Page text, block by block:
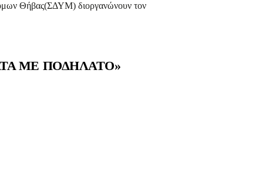
Θήβας(ΣΔΥΜ) διοργανώνουν τον
ΜΕ ΠΟΔΗΛΑΤΟ»